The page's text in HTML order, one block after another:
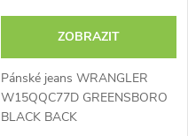
ZOBRAZIT
Pánské jeans WRANGLER
W15QQC77D GREENSBORO
BLACK BACK